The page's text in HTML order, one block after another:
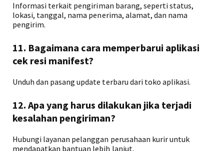
Informasi terkait pengiriman barang, seperti status,
lokasi, tanggal, nama penerima, alamat, dan nama
pengirim.
11. Bagaimana cara memperbarui aplikasi
cek resi manifest?
Unduh dan pasang update terbaru dari toko aplikasi.
12. Apa yang harus dilakukan jika terjadi
kesalahan pengiriman?
Hubungi layanan pelanggan perusahaan kurir untuk
mendapatkan bantuan lebih lanjut.